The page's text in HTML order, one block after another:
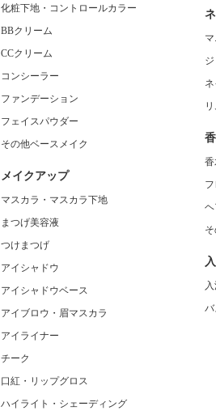
化粧下地・コントロールカラー
BBクリーム
CCクリーム
コンシーラー
ファンデーション
フェイスパウダー
その他ベースメイク
メイクアップ
マスカラ・マスカラ下地
まつげ美容液
つけまつげ
アイシャドウ
アイシャドウベース
アイブロウ・眉マスカラ
アイライナー
チーク
口紅・リップグロス
ハイライト・シェーディング